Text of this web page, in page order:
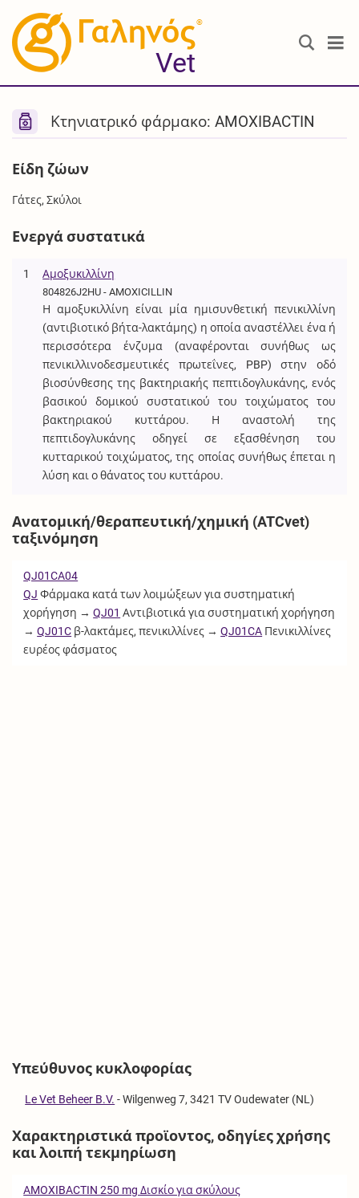
®
Vet
Κτηνιατρικό φάρμακο: AMOXIBACTIN
Είδη ζώων
Γάτες, Σκύλοι
Ενεργά συστατικά
1 Αμοξυκιλλίνη
804826J2HU - AMOXICILLIN
Η αμοξυκιλλίνη είναι μία ημισυνθετική πενικιλλίνη
(αντιβιοτικό βήτα-λακτάμης) η οποία αναστέλλει ένα ή
περισσότερα ένζυμα (αναφέρονται συνήθως ως
πενικιλλινοδεσμευτικές πρωτεΐνες, PBP) στην οδό
βιοσύνθεσης της βακτηριακής πεπτιδογλυκάνης, ενός
βασικού δομικού συστατικού του τοιχώματος του
βακτηριακού κυττάρου. Η αναστολή της
πεπτιδογλυκάνης οδηγεί σε εξασθένηση του
κυτταρικού τοιχώματος, της οποίας συνήθως έπεται η
λύση και ο θάνατος του κυττάρου.
Ανατομική/θεραπευτική/χημική (ATCvet)
ταξινόμηση
QJ01CA04
QJ Φάρμακα κατά των λοιμώξεων για συστηματική
χορήγηση →QJ01 Αντιβιοτικά για συστηματική χορήγηση
→QJ01C β-λακτάμες, πενικιλλίνες →QJ01CA Πενικιλλίνες
ευρέος φάσματος
Υπεύθυνος κυκλοφορίας
Le Vet Beheer B.V. -Wilgenweg 7, 3421 TV Oudewater (NL)
Χαρακτηριστικά προϊοντος, οδηγίες χρήσης
και λοιπή τεκμηρίωση
AMOXIBACTIN 250 mg Δισκίο για σκύλους